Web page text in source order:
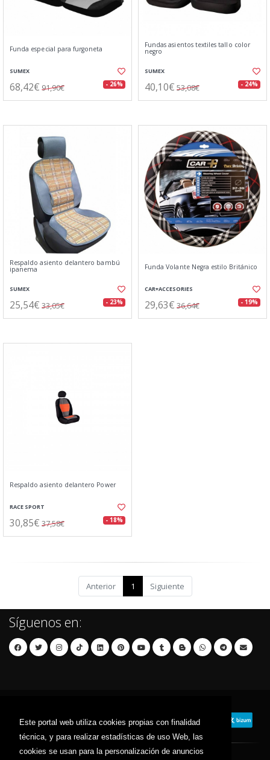
Este portal web utiliza cookies propias con finalidad
técnica, y para realizar estadísticas de uso Web, las
cookies se usan para la personalización de anuncios
Funda especial para furgoneta
SUMEX
68,42€ 91,90€ - 26%
Fundas asientos textiles tallo color
negro
SUMEX
40,10€ 53,08€ - 24%
Respaldo asiento delantero bambú
ipanema
SUMEX
25,54€ 33,05€ - 23%
Funda Volante Negra estilo Británico
CAR+ACCESORIES
29,63€ 36,64€ - 19%
Respaldo asiento delantero Power
RACE SPORT
30,85€ 37,58€ - 18%
Anterior 1 Siguiente
Síguenos en: